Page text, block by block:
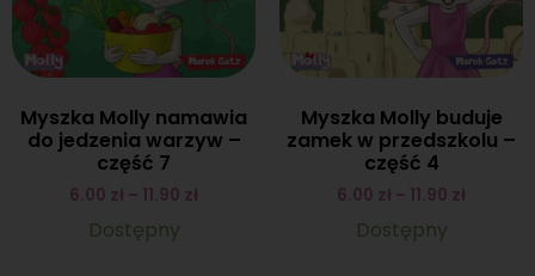
Myszka Molly namawia
do jedzenia warzyw –
część 7
6.00 zł – 11.90 zł
Dostępny
Myszka Molly buduje
zamek w przedszkolu –
część 4
6.00 zł – 11.90 zł
Dostępny